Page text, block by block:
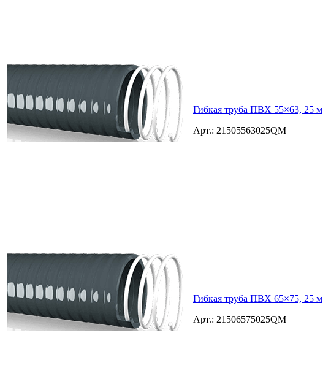
Гибкая труба ПВХ 55×63, 25 м
Арт.: 21505563025QM
Гибкая труба ПВХ 65×75, 25 м
Арт.: 21506575025QM